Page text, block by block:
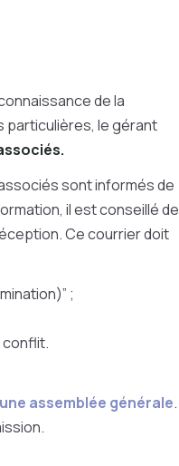
de la
particulières, le gérant
sont informés de
il est conseillé de
Ce courrier doit
;
conflit.
une assemblée générale.